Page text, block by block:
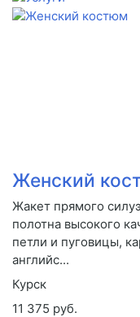
Женский
Жакет прямого
полотна высокого
петли и пуговицы,
английс...
Курск
11 375 руб.